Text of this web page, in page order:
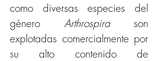
como diversas especies del
género Arthrospira son
explotadas comercialmente por
su alto contenido de